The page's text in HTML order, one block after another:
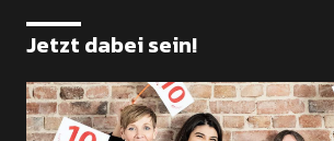
Jetzt dabei sein!